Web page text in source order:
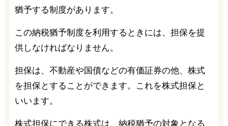
猶予する制度があります。
この納税猶予制度を利用するときには、担保を提
供しなければなりません。
担保は、不動産や国債などの有価証券の他、株式
を担保とすることができます。これを株式担保と
いいます。
株式担保にできる株式は、納税猶予の対象となる